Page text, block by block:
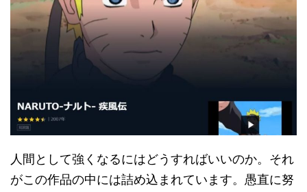
人間として強くなるにはどうすればいいのか。それ
がこの作品の中には詰め込まれています。愚直に努